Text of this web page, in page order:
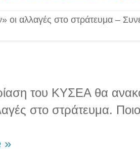
του ΚΥΣΕΑ θα
στο στράτευμα.
»